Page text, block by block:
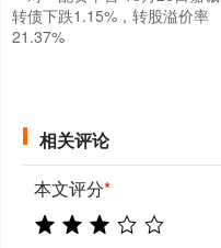
转债下跌1.15%，转股溢价率
21.37%
相关评论
本文评分*